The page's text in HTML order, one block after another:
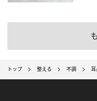
トップ 整える 不調